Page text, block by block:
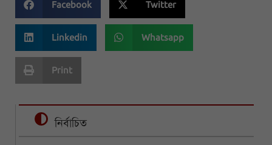
Facebook Twitter
Linkedin Whatsapp
Print
নির্বাচিত